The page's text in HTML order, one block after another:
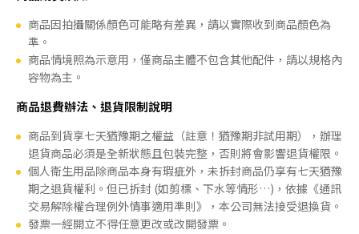
商品因拍攝關係顏色可能略有差異，請以實際收到商品顏色為
準。
商品情境照為示意用，僅商品主體不包含其他配件，請以規格內
容物為主。
商品退費辦法、退貨限制說明
商品到貨享七天猶豫期之權益（註意！猶豫期非試用期），辦理
退貨商品必須是全新狀態且包裝完整，否則將會影響退貨權限。
個人衛生用品除商品本身有瑕疵外，未拆封商品仍享有七天猶豫
期之退貨權利。但已拆封 (如剪標、下水等情形…)，依據《通訊
交易解除權合理例外情事適用準則》，本公司無法接受退換貨。
發票一經開立不得任意更改或改開發票。